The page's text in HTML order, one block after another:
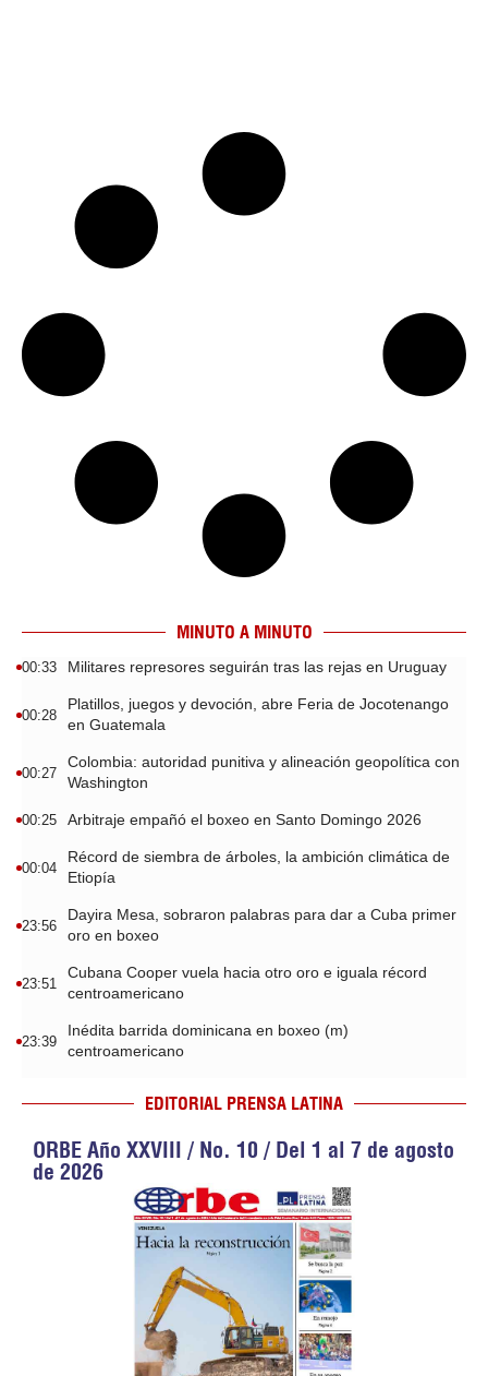
MINUTO A MINUTO
00:33 Militares represores seguirán tras las rejas en Uruguay
00:28
Platillos, juegos y devoción, abre Feria de Jocotenango
en Guatemala
00:27
Colombia: autoridad punitiva y alineación geopolítica con
Washington
00:25 Arbitraje empañó el boxeo en Santo Domingo 2026
00:04
Récord de siembra de árboles, la ambición climática de
Etiopía
23:56
Dayira Mesa, sobraron palabras para dar a Cuba primer
oro en boxeo
23:51
Cubana Cooper vuela hacia otro oro e iguala récord
centroamericano
23:39
Inédita barrida dominicana en boxeo (m)
centroamericano
EDITORIAL PRENSA LATINA
ORBE Año XXVIII / No. 10 / Del 1 al 7 de agosto
de 2026